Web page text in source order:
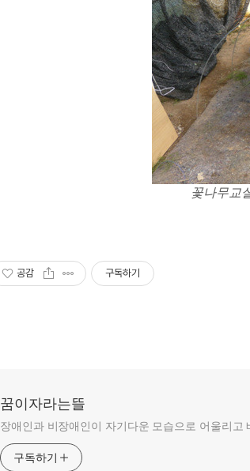
꽃나무교
공감 구독하기
꿈이자라는뜰
장애인과 비장애인이 자기다운 모습으로 어울리고
구독하기